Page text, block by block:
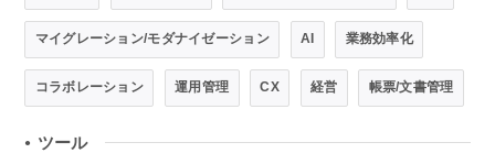
マイグレーション/モダナイゼーション AI 業務効率化
コラボレーション 運用管理 CX 経営 帳票/文書管理
● ツール